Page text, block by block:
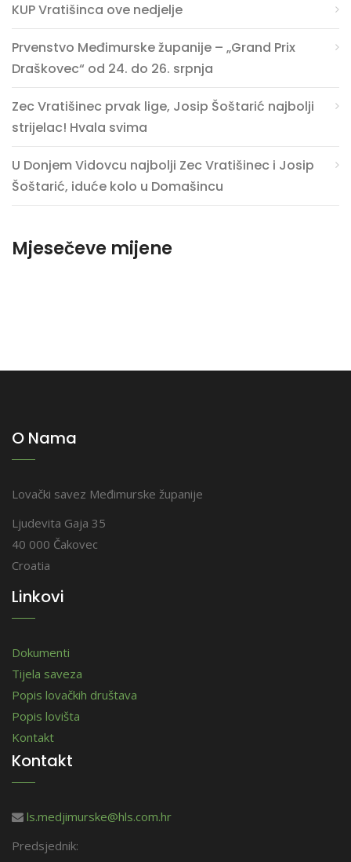
KUP Vratišinca ove nedjelje
Prvenstvo Međimurske županije – „Grand Prix
Draškovec“ od 24. do 26. srpnja
Zec Vratišinec prvak lige, Josip Šoštarić najbolji
strijelac! Hvala svima
U Donjem Vidovcu najbolji Zec Vratišinec i Josip
Šoštarić, iduće kolo u Domašincu
Mjesečeve mijene
O Nama
Lovački savez Međimurske županije
Ljudevita Gaja 35
40 000 Čakovec
Croatia
Linkovi
Dokumenti
Tijela saveza
Popis lovačkih društava
Popis lovišta
Kontakt
Kontakt
ls.medjimurske@hls.com.hr
Predsjednik: